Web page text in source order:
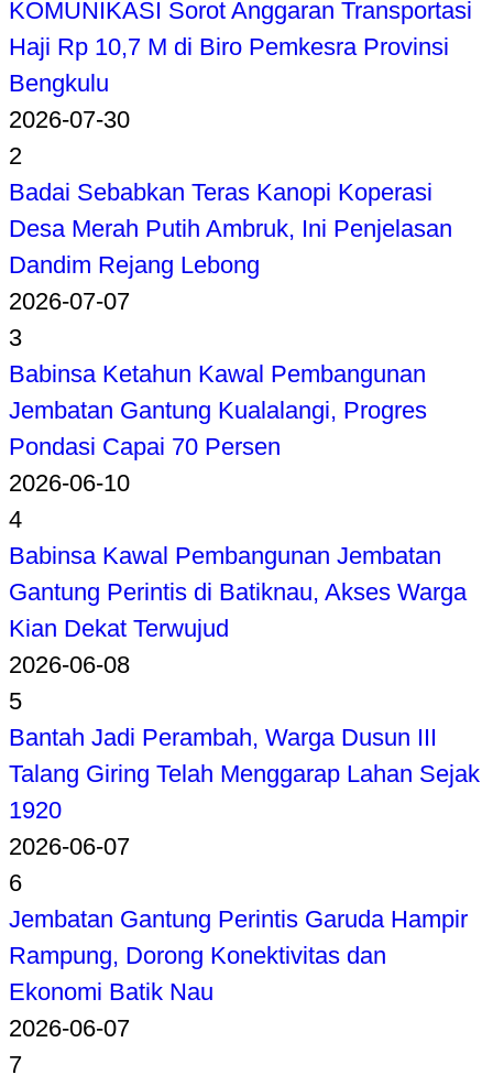
KOMUNIKASI Sorot Anggaran Transportasi
Haji Rp 10,7 M di Biro Pemkesra Provinsi
Bengkulu
2026-07-30
2
Badai Sebabkan Teras Kanopi Koperasi
Desa Merah Putih Ambruk, Ini Penjelasan
Dandim Rejang Lebong
2026-07-07
3
Babinsa Ketahun Kawal Pembangunan
Jembatan Gantung Kualalangi, Progres
Pondasi Capai 70 Persen
2026-06-10
4
Babinsa Kawal Pembangunan Jembatan
Gantung Perintis di Batiknau, Akses Warga
Kian Dekat Terwujud
2026-06-08
5
Bantah Jadi Perambah, Warga Dusun III
Talang Giring Telah Menggarap Lahan Sejak
1920
2026-06-07
6
Jembatan Gantung Perintis Garuda Hampir
Rampung, Dorong Konektivitas dan
Ekonomi Batik Nau
2026-06-07
7